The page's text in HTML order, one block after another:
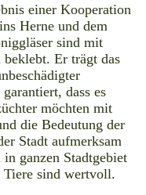
einer Kooperation
Herne und dem
sind mit
beklebt. Er trägt das
dass es
möchten mit
die Bedeutung der
Stadt aufmerksam
ganzen Stadtgebiet
Tiere sind wertvoll.